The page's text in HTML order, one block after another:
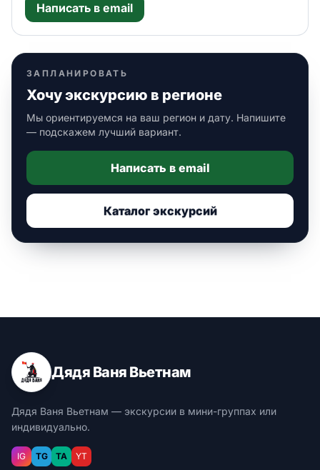
Написать в email
ЗАПЛАНИРОВАТЬ
Хочу экскурсию в регионе
Мы ориентируемся на ваш регион и дату. Напишите
— подскажем лучший вариант.
Написать в email
Каталог экскурсий
Дядя Ваня Вьетнам
Дядя Ваня Вьетнам — экскурсии в мини-группах или
индивидуально.
IG TG TA YT